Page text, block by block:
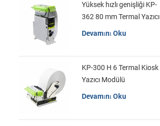
Yüksek hızlı genişliği KP-
362 80 mm Termal Yazıcı
Kiosk
Devamını Oku
KP-300 H 6 Termal Kiosk
Yazıcı Modülü
Devamını Oku